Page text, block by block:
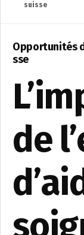
suisse
Opportunités
sse
de